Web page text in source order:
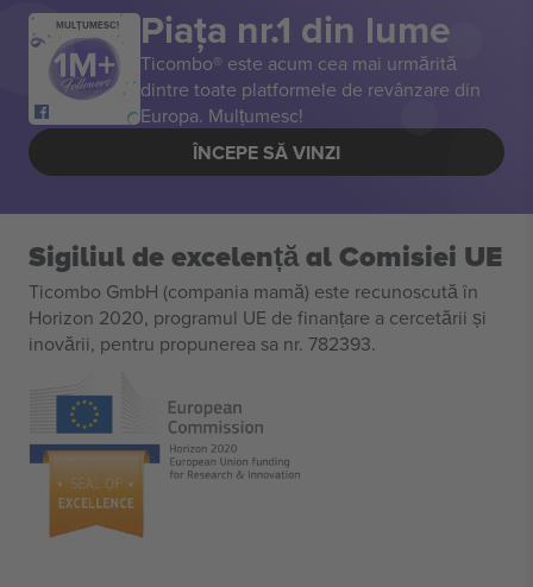
MULȚUMESC! Piața nr.1 din lume
Ticombo® este acum cea mai urmărită
dintre toate platformele de revânzare din
Europa. Mulțumesc!
ÎNCEPE SĂ VINZI
Sigiliul de excelență al Comisiei UE
Ticombo GmbH (compania mamă) este recunoscută în
Horizon 2020, programul UE de finanțare a cercetării și
inovării, pentru propunerea sa nr. 782393.